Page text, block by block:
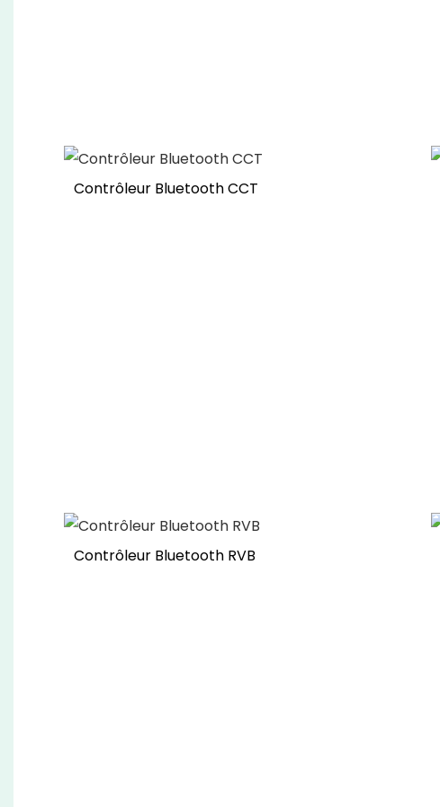
Contrôleur Bluetooth CCT
Contrôleur Bluetooth RVB